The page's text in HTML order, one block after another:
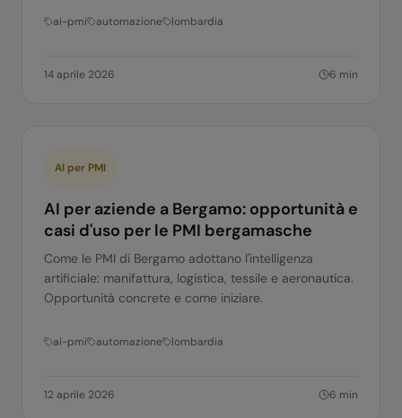
ai-pmi automazione lombardia
14 aprile 2026 6 min
AI per PMI
AI per aziende a Bergamo: opportunità e
casi d'uso per le PMI bergamasche
Come le PMI di Bergamo adottano l'intelligenza
artificiale: manifattura, logistica, tessile e aeronautica.
Opportunità concrete e come iniziare.
ai-pmi automazione lombardia
12 aprile 2026 6 min